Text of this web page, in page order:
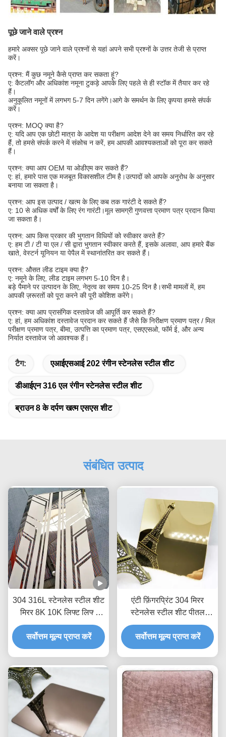
पूछे जाने वाले प्रश्न
हमारे अक्सर पूछे जाने वाले प्रश्नों से यहां अपने सभी प्रश्नों के उत्तर तेजी से प्राप्त
करें।
प्रश्न: मैं कुछ नमूने कैसे प्राप्त कर सकता हूं?
ए: कैटलॉग और अधिकांश नमूना टुकड़े आपके लिए पहले से ही स्टॉक में तैयार कर रहे
हैं।
अनुकूलित नमूनों में लगभग 5-7 दिन लगेंगे।आगे के समर्थन के लिए कृपया हमसे संपर्क
करें।
प्रश्न: MOQ क्या है?
ए: यदि आप एक छोटी मात्रा के आदेश या परीक्षण आदेश देने का समय निर्धारित कर रहे
हैं, तो हमसे संपर्क करने में संकोच न करें, हम आपकी आवश्यकताओं को पूरा कर सकते
हैं।
प्रश्न: क्या आप OEM या ओडीएम कर सकते हैं?
ए: हां, हमारे पास एक मजबूत विकासशील टीम है।उत्पादों को आपके अनुरोध के अनुसार
बनाया जा सकता है।
प्रश्न: आप इस उत्पाद / खत्म के लिए कब तक गारंटी दे सकते हैं?
ए: 10 से अधिक वर्षों के लिए रंग गारंटी।मूल सामग्री गुणवत्ता प्रमाण पत्र प्रदान किया
जा सकता है।
प्रश्न: आप किस प्रकार की भुगतान विधियों को स्वीकार करते हैं?
ए: हम टी / टी या एल / सी द्वारा भुगतान स्वीकार करते हैं, इसके अलावा, आप हमारे बैंक
खाते, वेस्टर्न यूनियन या पेपैल में स्थानांतरित कर सकते हैं।
प्रश्न: औसत लीड टाइम क्या है?
ए: नमूने के लिए, लीड टाइम लगभग 5-10 दिन है।
बड़े पैमाने पर उत्पादन के लिए, नेतृत्व का समय 10-25 दिन है।सभी मामलों में, हम
आपकी ज़रूरतों को पूरा करने की पूरी कोशिश करेंगे।
प्रश्न: क्या आप प्रासंगिक दस्तावेज की आपूर्ति कर सकते हैं?
ए: हां, हम अधिकांश दस्तावेज प्रदान कर सकते हैं जैसे कि निरीक्षण प्रमाण पत्र / मिल
परीक्षण प्रमाण पत्र, बीमा, उत्पत्ति का प्रमाण पत्र, एसएएसओ, फॉर्म ई, और अन्य
निर्यात दस्तावेज जो आवश्यक हैं।
टैग: एआईएसआई 202 रंगीन स्टेनलेस स्टील शीट
डीआईएन 316 एल रंगीन स्टेनलेस स्टील शीट
ब्राउन 8 के दर्पण खत्म एसएस शीट
संबंधित उत्पाद
304 316L स्टेनलेस स्टील शीट
मिरर 8K 10K लिफ्ट लिफ्ट
दरवाजे के लिए चांदी सोना
उत्कीर्ण
सर्वोत्तम मूल्य प्राप्त करें
एंटी फ़िंगरप्रिंट 304 मिरर
स्टेनलेस स्टील शीट पीतल
मढ़वाया शीट धातु 8k . समाप्त
करें
सर्वोत्तम मूल्य प्राप्त करें